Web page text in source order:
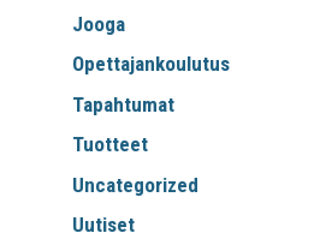
Jooga
Opettajankoulutus
Tapahtumat
Tuotteet
Uncategorized
Uutiset